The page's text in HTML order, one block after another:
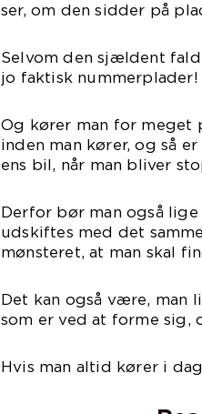
ser, om den sidder på
Selvom den sjældent
jo faktisk nummerplader!
Og kører man for meget
inden man kører, og så
ens bil, når man bliver
Derfor bør man også
udskiftes med det
mønsteret, at man skal
Det kan også være, man
som er ved at forme
Hvis man altid kører i